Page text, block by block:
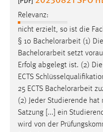
Relevanz:
nicht erzielt, so ist die
§ 10 Bachelorarbeit (1)
Bachelorarbeit setzt
Erfolg abgelegt ist. (2)
ECTS
25 ECTS Bachelorarbeit
(2) Jeder Studierende
Satzung [...] ein
wird von der